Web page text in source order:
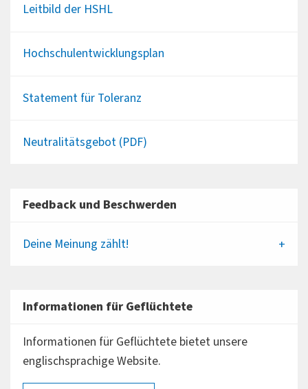
Leitbild der HSHL
Hochschulentwicklungsplan
Statement für Toleranz
Neutralitätsgebot (PDF)
Feedback und Beschwerden
Deine Meinung zählt!
Informationen für Geflüchtete
Informationen für Geflüchtete bietet unsere
englischsprachige Website.